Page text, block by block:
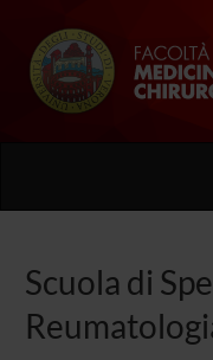
Scuola di